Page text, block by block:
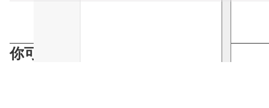
你可能會喜歡